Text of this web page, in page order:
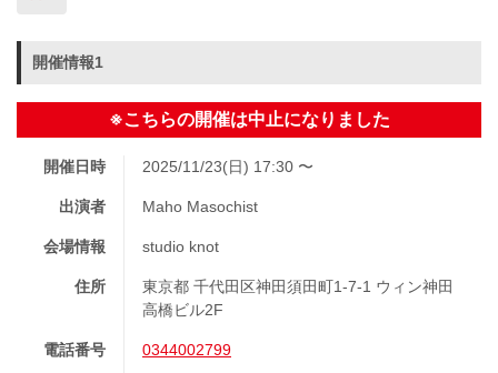
開催情報1
※こちらの開催は中止になりました
開催日時 2025/11/23(日) 17:30 〜
出演者 Maho Masochist
会場情報 studio knot
住所
東京都 千代田区神田須田町1-7-1 ウィン神田
高橋ビル2F
電話番号 0344002799